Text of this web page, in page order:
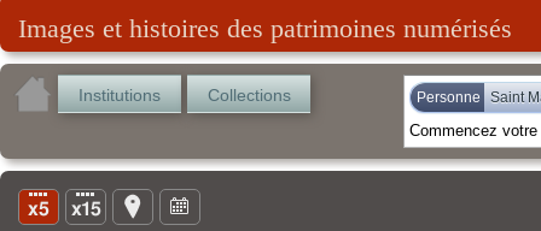
Images et histoires des patrimoines numérisés
Institutions Collections Personne Saint